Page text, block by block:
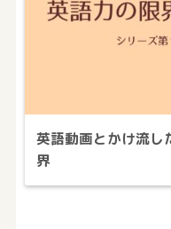
英語動画とかけ流し
界